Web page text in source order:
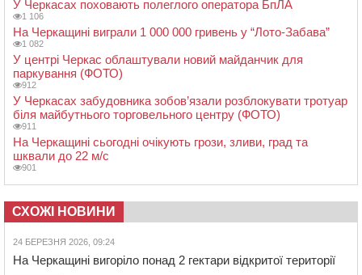
У Черкасах поховають полеглого оператора БпЛА
1 106
На Черкащині виграли 1 000 000 гривень у “Лото-Забава”
1 082
У центрі Черкас облаштували новий майданчик для
паркування (ФОТО)
912
У Черкасах забудовника зобов’язали розблокувати тротуар
біля майбутнього торговельного центру (ФОТО)
911
На Черкащині сьогодні очікують грози, зливи, град та
шквали до 22 м/с
901
СХОЖІ НОВИНИ
24 БЕРЕЗНЯ 2026, 09:24
На Черкащині вигоріло понад 2 гектари відкритої території